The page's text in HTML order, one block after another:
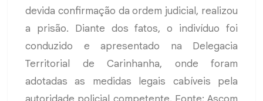
devida confirmação da ordem judicial, realizou
a prisão. Diante dos fatos, o indivíduo foi
conduzido e apresentado na Delegacia
Territorial de Carinhanha, onde foram
adotadas as medidas legais cabíveis pela